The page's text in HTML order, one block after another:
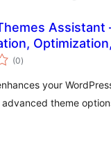
Assistant
(0total
de
)
your
theme